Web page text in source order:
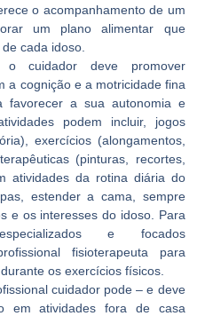
o acompanhamento de um
um plano alimentar que
cada idoso.
o cuidador deve promover
a cognição e a motricidade fina
favorecer a sua autonomia e
podem incluir, jogos
exercícios (alongamentos,
(pinturas, recortes,
atividades da rotina diária do
estender a cama, sempre
e os interesses do idoso. Para
e focados
fisioterapeuta para
os exercícios físicos.
cuidador pode – e deve
em atividades fora de casa